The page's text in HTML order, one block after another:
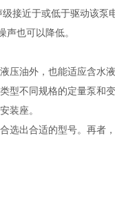
接近于或低于驱动该泵
也可以降低。
压油外，也能适应含水
型不同规格的定量泵和
装座。
选出合适的型号。再者